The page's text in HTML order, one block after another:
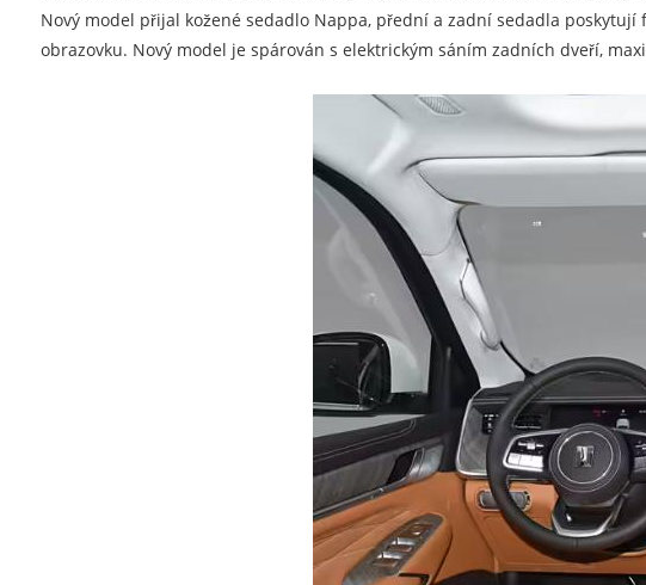
Nový model přijal kožené sedadlo Nappa, přední a zadní sedadla
obrazovku. Nový model je spárován s elektrickým sáním zadních dveří,